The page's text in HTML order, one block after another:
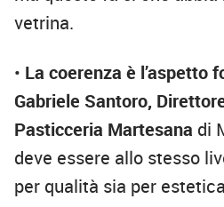
vetrina.
• La coerenza è l’aspetto
Gabriele Santoro,
Pasticceria Martesana di
deve essere allo stesso
per qualità sia per